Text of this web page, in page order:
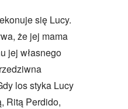
się Lucy.
że jej mama
jej własnego
los styka Lucy
Ritą Perdido,